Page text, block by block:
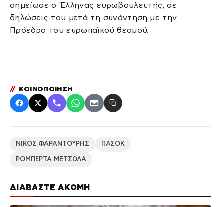
ΔΙΑΒΑΣΤΕ ΑΚΟΜΗ
σημείωσε ο Έλληνας ευρωβουλευτής, σε
δηλώσεις του μετά τη συνάντηση με την
Πρόεδρο του ευρωπαϊκού θεσμού.
// ΚΟΙΝΟΠΟΙΗΣΗ
ΝΙΚΟΣ ΦΑΡΑΝΤΟΥΡΗΣ ΠΑΣΟΚ
ΡΟΜΠΕΡΤΑ ΜΕΤΣΟΛΑ